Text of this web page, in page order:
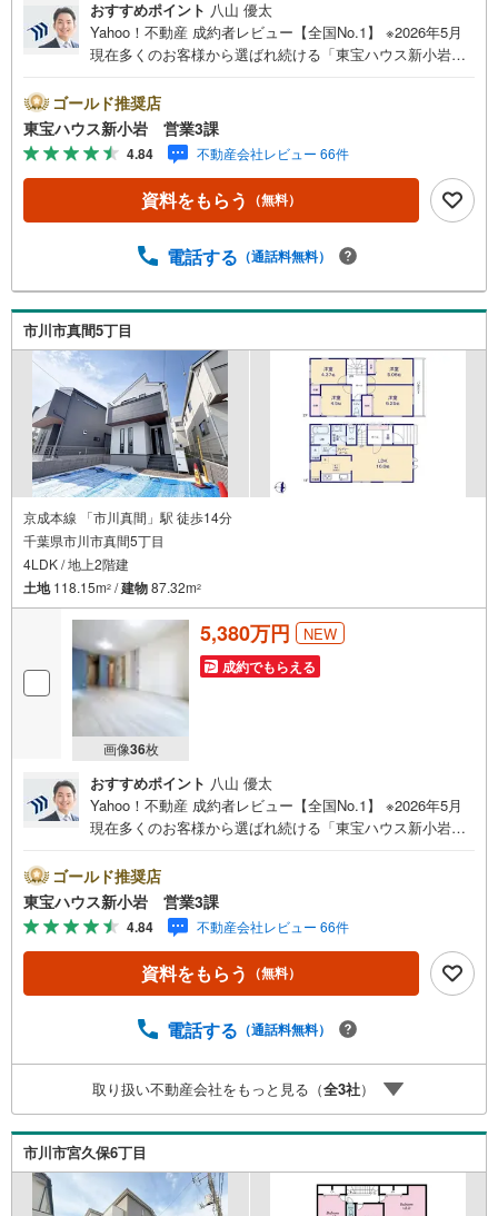
おすすめポイント 八山 優太
Yahoo！不動産 成約者レビュー【全国No.1】 ※2026年5月
現在多くのお客様から選ばれ続ける「東宝ハウス新小岩」
見学OK■営業時間内（9:00～20:00）はお電話でのご連絡が
スムーズです。ご自宅への送迎・最寄駅でのお待ち合わせ
等、お気軽にご相談ください。 選ばれる3つの「圧倒的メ
リット」 （1）【業界最低水準の提携住宅ローン】「他社
で断られた」「借入がある」方も独自審査で多数承認！優
遇金利と各種手数料0円でお得に。（2）【未来カレンダー
ュレーション。「月々いくらなら安心か」をプロが明確に
はありません。専属FPがお引渡し後も一生涯お守りしま
す。 Yahoo！不動産キャンペーン対象店舗 当店でのご成約
でPayPayボーナスがもらえるキャンペーン対象です！※必
ずYahoo！ JAPAN IDでログインの上お問い合わせくださ
い。
ゴールド推奨店
東宝ハウス新小岩 営業3課
4.84 不動産会社レビュー 66件
資料をもらう （無料）
電話する （通話料無料）
市川市真間5丁目
京成本線 「市川真間」駅 徒歩14分
千葉県市川市真間5丁目
4LDK / 地上2階建
土地118.15m2 /建物87.32m2
画像36枚
5,380万円 NEW
成約でもらえる
おすすめポイント 八山 優太
Yahoo！不動産 成約者レビュー【全国No.1】 ※2026年5月
現在多くのお客様から選ばれ続ける「東宝ハウス新小岩」
見学OK■営業時間内（9:00～20:00）はお電話でのご連絡が
スムーズです。ご自宅への送迎・最寄駅でのお待ち合わせ
等、お気軽にご相談ください。 選ばれる3つの「圧倒的メ
リット」 （1）【業界最低水準の提携住宅ローン】「他社
で断られた」「借入がある」方も独自審査で多数承認！優
遇金利と各種手数料0円でお得に。（2）【未来カレンダー
ュレーション。「月々いくらなら安心か」をプロが明確に
はありません。専属FPがお引渡し後も一生涯お守りしま
す。 Yahoo！不動産キャンペーン対象店舗 当店でのご成約
でPayPayボーナスがもらえるキャンペーン対象です！※必
ずYahoo！ JAPAN IDでログインの上お問い合わせくださ
い。
ゴールド推奨店
東宝ハウス新小岩 営業3課
4.84 不動産会社レビュー 66件
資料をもらう （無料）
電話する （通話料無料）
取り扱い不動産会社をもっと見る（全3社）
市川市宮久保6丁目